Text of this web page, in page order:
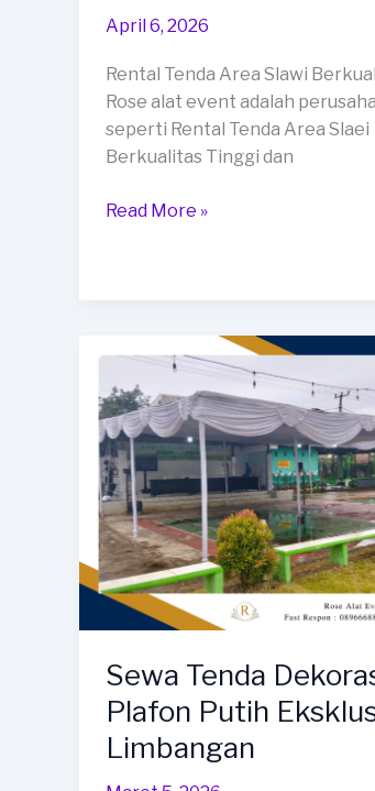
April 6, 2026
Rental Tenda Area Slawi
Rose alat event adalah
seperti Rental Tenda Area Slaei
Berkualitas Tinggi dan
Rental
Read More »
Sewa Tenda
Plafon Putih
Limbangan